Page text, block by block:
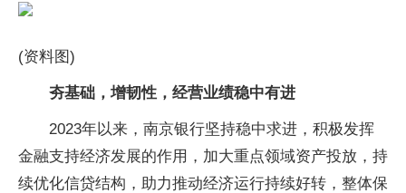
(资料图)
夯基础，增韧性，经营业绩稳中有进
2023年以来，南京银行坚持稳中求进，积极发挥
金融支持经济发展的作用，加大重点领域资产投放，持
续优化信贷结构，助力推动经济运行持续好转，整体保